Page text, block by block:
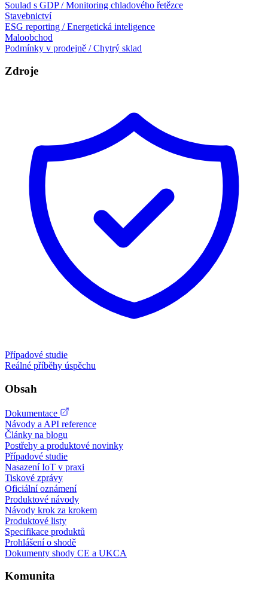
Soulad s GDP / Monitoring chladového řetězce
Stavebnictví
ESG reporting / Energetická inteligence
Maloobchod
Podmínky v prodejně / Chytrý sklad
Zdroje
Případové studie
Reálné příběhy úspěchu
Obsah
Dokumentace
Návody a API reference
Články na blogu
Postřehy a produktové novinky
Případové studie
Nasazení IoT v praxi
Tiskové zprávy
Oficiální oznámení
Produktové návody
Návody krok za krokem
Produktové listy
Specifikace produktů
Prohlášení o shodě
Dokumenty shody CE a UKCA
Komunita